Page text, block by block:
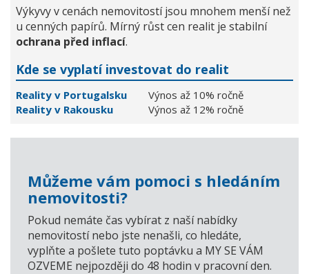
Výkyvy v cenách nemovitostí jsou mnohem menší než
u cenných papírů. Mírný růst cen realit je stabilní
ochrana před inflací.
Kde se vyplatí investovat do realit
Reality v Portugalsku
Výnos až 10% ročně
Reality v Rakousku
Výnos až 12% ročně
Můžeme vám pomoci s hledáním
nemovitosti?
Pokud nemáte čas vybírat z naší nabídky
nemovitostí nebo jste nenašli, co hledáte,
vyplňte a pošlete tuto poptávku a MY SE VÁM
OZVEME nejpozději do 48 hodin v pracovní den.